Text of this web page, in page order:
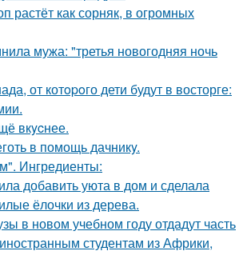
растёт как сорняк, в огромных
мужа: "третья новогодняя ночь
от котopoго дети будут в восторге:
вкycнее.
в помощь дачникy.
Ингредиенты:
добавить уюта в дом и сделала
ёлочки из дерева.
в новом учебном году отдадут часть
студентам из Африки,